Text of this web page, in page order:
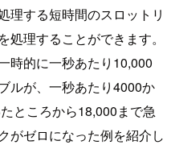
理する短時間のスロットリ
理することができます。
時的に一秒あたり10,000
ルが、一秒あたり4000か
ところから18,000まで急
がゼロになった例を紹介し